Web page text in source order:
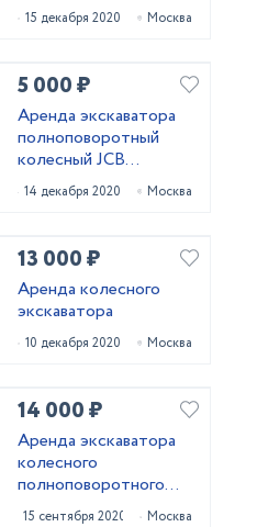
15 декабря 2020 Москва
5 000 ₽
Аренда экскаватора
полноповоротный
колесный JCB
HYUNDAI
14 декабря 2020 Москва
13 000 ₽
Аренда колесного
экскаватора
10 декабря 2020 Москва
14 000 ₽
Аренда экскаватора
колесного
полноповоротного
HYUNDAI R140W-9S
15 сентября 2020 Москва